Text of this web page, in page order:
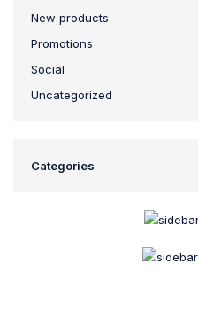
New products
Promotions
Social
Uncategorized
Categories